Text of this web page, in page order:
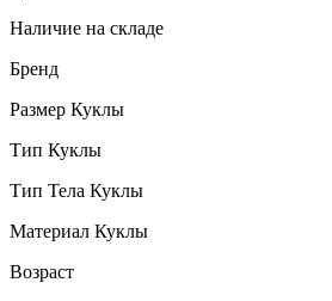
Наличие на складе
Бренд
Размер Куклы
Тип Куклы
Тип Тела Куклы
Материал Куклы
Возраст